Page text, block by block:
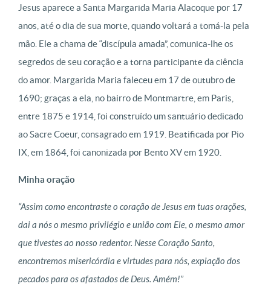
Jesus aparece a Santa Margarida Maria Alacoque por 17
anos, até o dia de sua morte, quando voltará a tomá-la pela
mão. Ele a chama de “discípula amada”, comunica-lhe os
segredos de seu coração e a torna participante da ciência
do amor. Margarida Maria faleceu em 17 de outubro de
1690; graças a ela, no bairro de Montmartre, em Paris,
entre 1875 e 1914, foi construído um santuário dedicado
ao Sacre Coeur, consagrado em 1919. Beatificada por Pio
IX, em 1864, foi canonizada por Bento XV em 1920.
Minha oração
“Assim como encontraste o coração de Jesus em tuas orações,
dai a nós o mesmo privilégio e união com Ele, o mesmo amor
que tivestes ao nosso redentor. Nesse Coração Santo,
encontremos misericórdia e virtudes para nós, expiação dos
pecados para os afastados de Deus. Amém!”